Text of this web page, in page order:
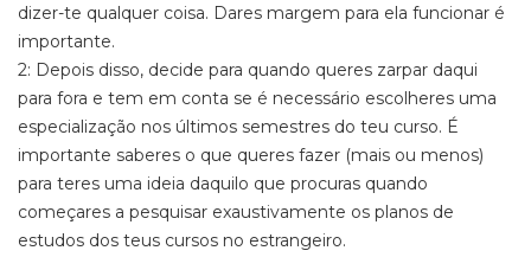
dizer-te qualquer coisa. Dares margem para ela funcionar é
importante.
2: Depois disso, decide para quando queres zarpar daqui
para fora e tem em conta se é necessário escolheres uma
especialização nos últimos semestres do teu curso. É
importante saberes o que queres fazer (mais ou menos)
para teres uma ideia daquilo que procuras quando
começares a pesquisar exaustivamente os planos de
estudos dos teus cursos no estrangeiro.